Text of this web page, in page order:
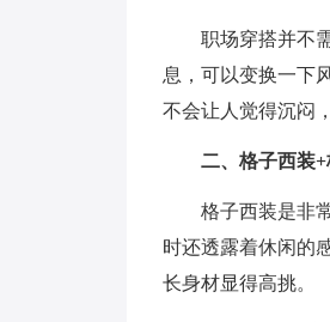
职场穿搭并不
息，可以变换一下
不会让人觉得沉闷
二、格子西装
格子西装是非
时还透露着休闲的
长身材显得高挑。